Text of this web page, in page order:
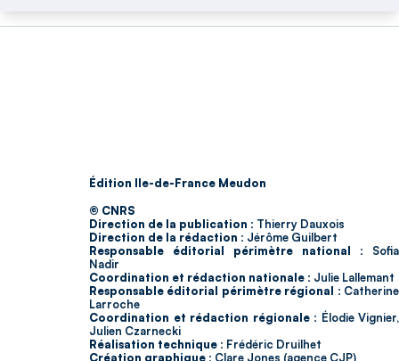
Édition Ile-de-France Meudon
© CNRS
Direction de la publication : Thierry Dauxois
Direction de la rédaction : Jérôme Guilbert
Responsable éditorial périmètre national : Sofia
Nadir
Coordination et rédaction nationale : Julie Lallemant
Responsable éditorial périmètre régional : Catherine
Larroche
Coordination et rédaction régionale : Élodie Vignier,
Julien Czarnecki
Réalisation technique : Frédéric Druilhet
Création graphique : Clare Jones (agence CJP)